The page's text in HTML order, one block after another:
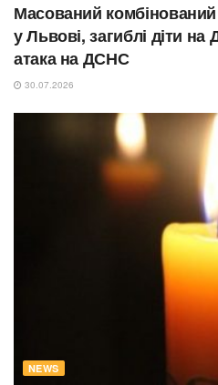
Масований
у Львові, загиблі діти
атака на ДСНС
30.07.2026
NEWS